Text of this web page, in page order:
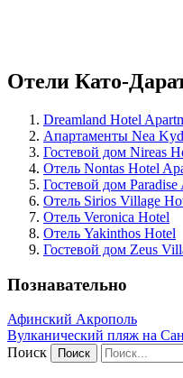
Отели Като-
Dreamland Hotel
Апартаменты Nea
Гостевой дом Nireas
Отель Nontas Hotel
Гостевой дом Paradise
Отель Sirios Village
Отель Veronica Hotel
Отель Yakinthos Hotel
Гостевой дом Zeus
Познавательно
Афинский Акрополь
Вулканический пляж на
Поиск